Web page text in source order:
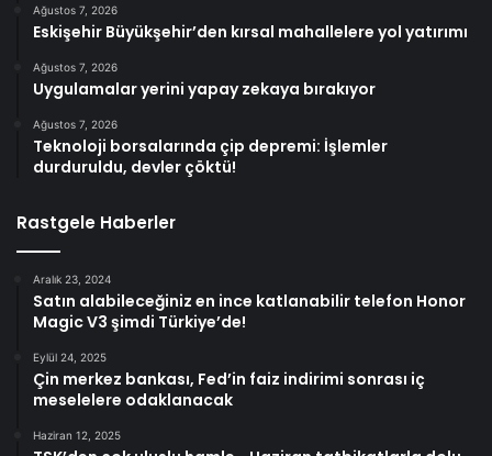
Ağustos 7, 2026
Eskişehir Büyükşehir’den kırsal mahallelere yol yatırımı
Ağustos 7, 2026
Uygulamalar yerini yapay zekaya bırakıyor
Ağustos 7, 2026
Teknoloji borsalarında çip depremi: İşlemler
durduruldu, devler çöktü!
Rastgele Haberler
Aralık 23, 2024
Satın alabileceğiniz en ince katlanabilir telefon Honor
Magic V3 şimdi Türkiye’de!
Eylül 24, 2025
Çin merkez bankası, Fed’in faiz indirimi sonrası iç
meselelere odaklanacak
Haziran 12, 2025